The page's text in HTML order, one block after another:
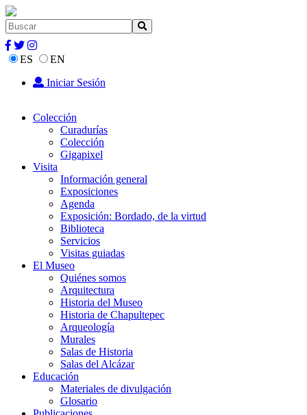
ES
EN
Iniciar Sesión
Colección
Curadurías
Colección
Gigapixel
Visita
Información general
Exposiciones
Agenda
Exposición: Bordado, de la virtud
Biblioteca
Servicios
Visitas guiadas
El Museo
Quiénes somos
Arquitectura
Historia del Museo
Historia de Chapultepec
Arqueología
Murales
Salas de Historia
Salas del Alcázar
Educación
Materiales de divulgación
Glosario